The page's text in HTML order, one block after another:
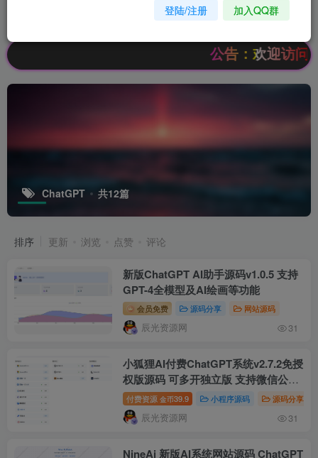
超低价文字广告位招租
公告：欢迎访问辰
ChatGPT 共12篇
排序 更新 浏览 点赞 评论
新版ChatGPT AI助手源码v1.0.5 支持
GPT-4全模型及AI绘画等功能
会员免费 源码分享 网站源码
辰光资源网 31
小狐狸AI付费ChatGPT系统v2.7.2免授
权版源码 可多开独立版 支持微信公众
号/H5/小程序 已对接国内主流AI系统
付费资源 金币39.9 小程序源码 源码分享
辰光资源网 31
NineAi 新版AI系统网站源码 ChatGPT
登陆/注册 加入QQ群